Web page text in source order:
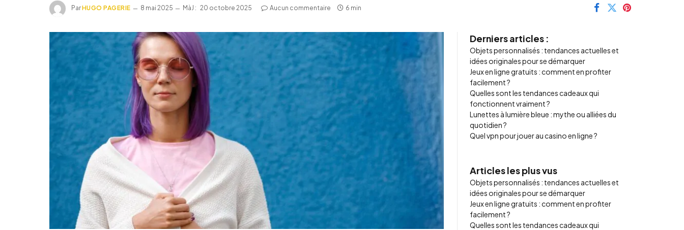
ParHUGO PAGERIE 8 mai 2025 MàJ : 20 octobre 2025 Aucun commentaire 6 min
Derniers articles :
Objets personnalisés : tendances actuelles et
idées originales pour se démarquer
Jeux en ligne gratuits : comment en profiter
facilement ?
Quelles sont les tendances cadeaux qui
fonctionnent vraiment ?
Lunettes à lumière bleue : mythe ou alliées du
quotidien ?
Quel vpn pour jouer au casino en ligne ?
Articles les plus vus
Objets personnalisés : tendances actuelles et
idées originales pour se démarquer
Jeux en ligne gratuits : comment en profiter
facilement ?
Quelles sont les tendances cadeaux qui